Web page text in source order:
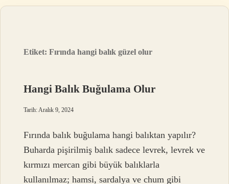
Etiket:Fırında hangi balık güzel olur
Hangi Balık Buğulama Olur
Tarih: Aralık 9, 2024
Fırında balık buğulama hangi balıktan yapılır?
Buharda pişirilmiş balık sadece levrek, levrek ve
kırmızı mercan gibi büyük balıklarla
kullanılmaz; hamsi, sardalya ve chum gibi